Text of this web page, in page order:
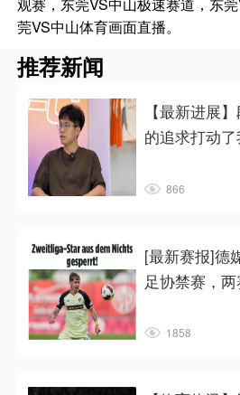
观赛，东莞VS中山极速赛道，东
莞VS中山体育画面直播。
推荐新闻
【最新进展
的追求打动
866
[最新赛报]德
足协禁赛，
1858